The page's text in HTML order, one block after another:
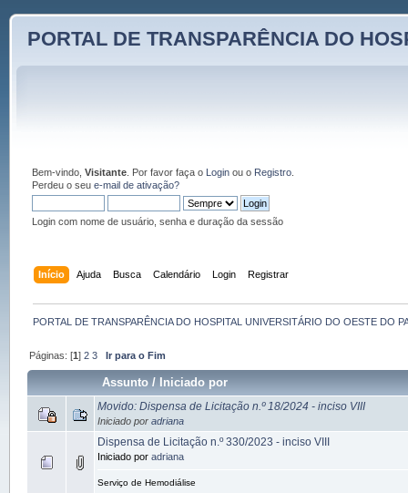
PORTAL DE TRANSPARÊNCIA DO
Bem-vindo, Visitante. Por favor faça o Loginou o Registro.
Perdeu o seu e-mail de ativação?
Login com nome de usuário, senha e duração da sessão
Início Ajuda Busca Calendário Login Registrar
PORTAL DE TRANSPARÊNCIA DO HOSPITAL UNIVERSITÁRIO DO OESTE DO
Páginas: [1]2 3 Ir para o Fim
Assunto/ Iniciado por
Movido: Dispensa de Licitação n.º 18/2024 - inciso VIII
Iniciado por adriana
Dispensa de Licitação n.º 330/2023 - inciso VIII
Iniciado por adriana
Serviço de Hemodiálise